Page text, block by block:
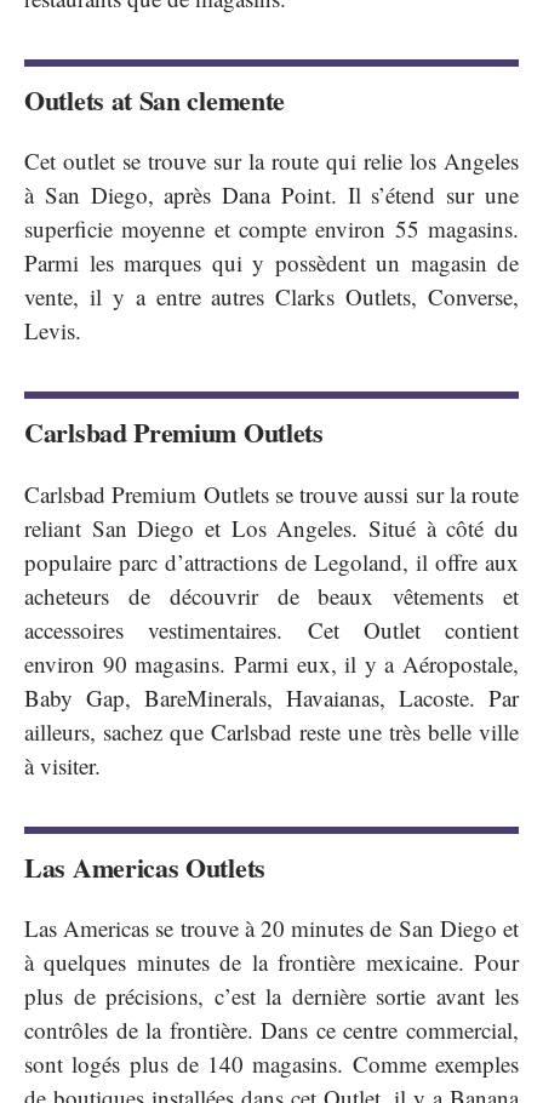
Outlets at San clemente
Cet outlet se trouve sur la route qui relie los Angeles
à San Diego, après Dana Point. Il s’étend sur une
superficie moyenne et compte environ 55 magasins.
Parmi les marques qui y possèdent un magasin de
vente, il y a entre autres Clarks Outlets, Converse,
Levis.
Carlsbad Premium Outlets
Carlsbad Premium Outlets se trouve aussi sur la route
reliant San Diego et Los Angeles. Situé à côté du
populaire parc d’attractions de Legoland, il offre aux
acheteurs de découvrir de beaux vêtements et
accessoires vestimentaires. Cet Outlet contient
environ 90 magasins. Parmi eux, il y a Aéropostale,
Baby Gap, BareMinerals, Havaianas, Lacoste. Par
ailleurs, sachez que Carlsbad reste une très belle ville
à visiter.
Las Americas Outlets
Las Americas se trouve à 20 minutes de San Diego et
à quelques minutes de la frontière mexicaine. Pour
plus de précisions, c’est la dernière sortie avant les
contrôles de la frontière. Dans ce centre commercial,
sont logés plus de 140 magasins. Comme exemples